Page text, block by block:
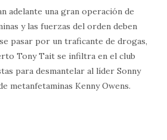
adelante una gran operación de
y las fuerzas del orden deben
pasar por un traficante de drogas,
Tony Tait se infiltra en el club
para desmantelar al líder Sonny
metanfetaminas Kenny Owens.